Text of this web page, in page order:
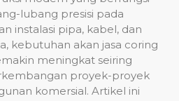
lubang presisi pada
instalasi pipa, kabel, dan
kebutuhan akan jasa coring
meningkat seiring
proyek-proyek
komersial. Artikel ini